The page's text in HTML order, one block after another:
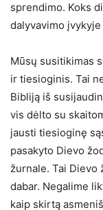
sprendimo. Koks
dalyvavimo
Mūsų susitikimas
ir tiesioginis. Tai
Bibliją iš
vis dėlto su
jausti tiesioginę
pasakyto Dievo
žurnale. Tai Dievo
dabar. Negalime
kaip skirtą